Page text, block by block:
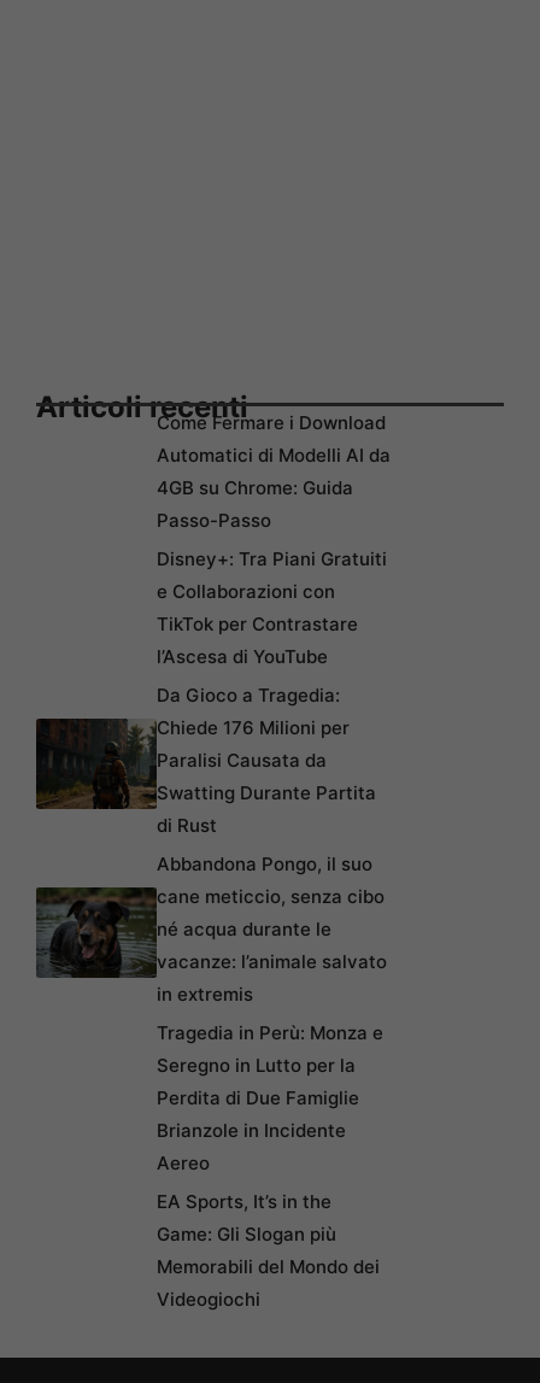
Articoli recentiCome Fermare i Download
Automatici di Modelli AI da
4GB su Chrome: Guida
Passo-Passo
Disney+: Tra Piani Gratuiti
e Collaborazioni con
TikTok per Contrastare
l’Ascesa di YouTube
Da Gioco a Tragedia:
Chiede 176 Milioni per
Paralisi Causata da
Swatting Durante Partita
di Rust
Abbandona Pongo, il suo
cane meticcio, senza cibo
né acqua durante le
vacanze: l’animale salvato
in extremis
Tragedia in Perù: Monza e
Seregno in Lutto per la
Perdita di Due Famiglie
Brianzole in Incidente
Aereo
EA Sports, It’s in the
Game: Gli Slogan più
Memorabili del Mondo dei
Videogiochi